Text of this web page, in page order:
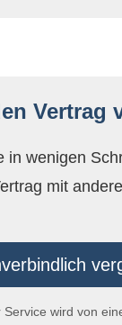
Vertrag
in wenigen
mit
Service wird von